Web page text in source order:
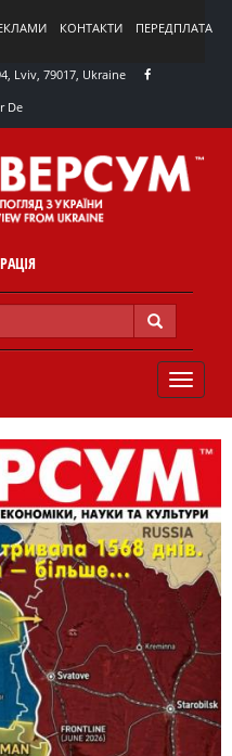
КОНТАКТИ ПЕРЕДПЛАТА
Lviv, 79017, Ukraine
De
TOGGLE